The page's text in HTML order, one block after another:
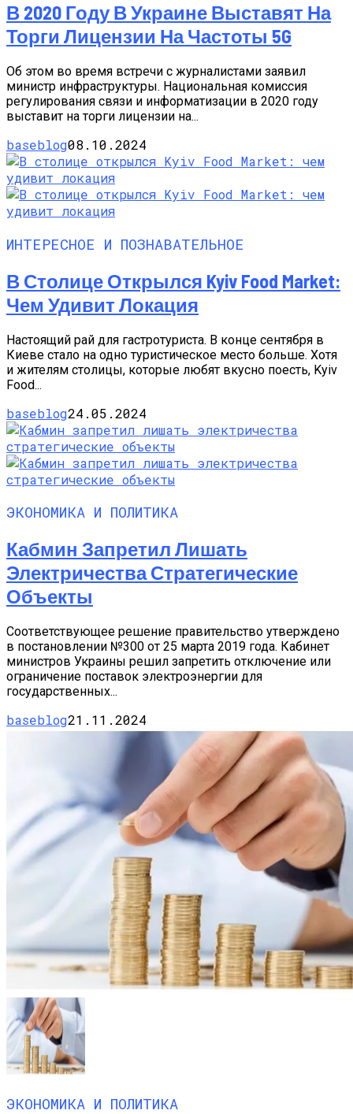
В 2020 Году В Украине Выставят На
Торги Лицензии На Частоты 5G
Об этом во время встречи с журналистами заявил
министр инфраструктуры. Национальная комиссия
регулирования связи и информатизации в 2020 году
выставит на торги лицензии на...
baseblog08.10.2024
ИНТЕРЕСНОЕ И ПОЗНАВАТЕЛЬНОЕ
В Столице Открылся Kyiv Food Market:
Чем Удивит Локация
Настоящий рай для гастротуриста. В конце сентября в
Киеве стало на одно туристическое место больше. Хотя
и жителям столицы, которые любят вкусно поесть, Kyiv
Food...
baseblog24.05.2024
ЭКОНОМИКА И ПОЛИТИКА
Кабмин Запретил Лишать
Электричества Стратегические
Объекты
Соответствующее решение правительство утверждено
в постановлении №300 от 25 марта 2019 года. Кабинет
министров Украины решил запретить отключение или
ограничение поставок электроэнергии для
государственных...
baseblog21.11.2024
ЭКОНОМИКА И ПОЛИТИКА